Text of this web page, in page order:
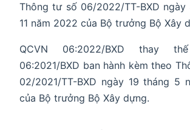
Thông tư số 06/2022/TT-BXD ngày
11 năm 2022 của Bộ trưởng Bộ Xây
QCVN 06:2022/BXD thay
06:2021/BXD ban hành kèm theo
02/2021/TT-BXD ngày 19 tháng 5
của Bộ trưởng Bộ Xây dựng.